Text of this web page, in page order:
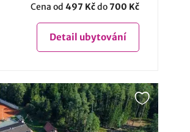
Cena od 497 Kčdo700 Kč
Detail ubytování